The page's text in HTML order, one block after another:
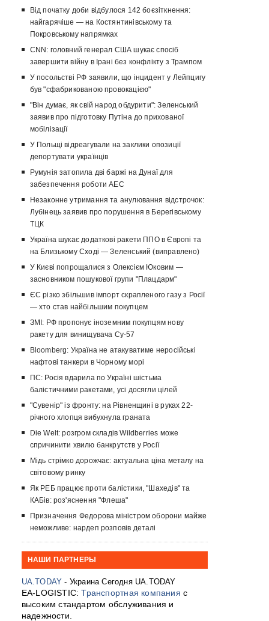
Від початку доби відбулося 142 боєзіткнення:
найгарячіше — на Костянтинівському та
Покровському напрямках
CNN: головний генерал США шукає спосіб
завершити війну в Ірані без конфлікту з Трампом
У посольстві РФ заявили, що інцидент у Лейпцигу
був "сфабрикованою провокацією"
"Він думає, як свій народ обдурити": Зеленський
заявив про підготовку Путіна до прихованої
мобілізації
У Польщі відреагували на заклики опозиції
депортувати українців
Румунія затопила дві баржі на Дунаї для
забезпечення роботи АЕС
Незаконне утримання та анулювання відстрочок:
Лубінець заявив про порушення в Берегівському
ТЦК
Україна шукає додаткові ракети ППО в Європі та
на Близькому Сході — Зеленський (виправлено)
У Києві попрощалися з Олексієм Юковим —
засновником пошукової групи "Плацдарм"
ЄС різко збільшив імпорт скрапленого газу з Росії
— хто став найбільшим покупцем
ЗМІ: РФ пропонує іноземним покупцям нову
ракету для винищувача Су-57
Bloomberg: Україна не атакуватиме неросійські
нафтові танкери в Чорному морі
ПС: Росія вдарила по Україні шістьма
балістичними ракетами, усі досягли цілей
"Сувенір" із фронту: на Рівненщині в руках 22-
річного хлопця вибухнула граната
Die Welt: розгром складів Wildberries може
спричинити хвилю банкрутств у Росії
Мідь стрімко дорожчає: актуальна ціна металу на
світовому ринку
Як РЕБ працює проти балістики, "Шахедів" та
КАБів: роз'яснення "Флеша"
Призначення Федорова міністром оборони майже
неможливе: нардеп розповів деталі
НАШИ ПАРТНЕРЫ
UA.TODAY - Украина Сегодня UA.TODAY
EA-LOGISTIC:Транспортная компания с
высоким стандартом обслуживания и
надежности.